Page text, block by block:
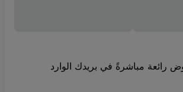
رائعة مباشرةً في بريدك الوارد